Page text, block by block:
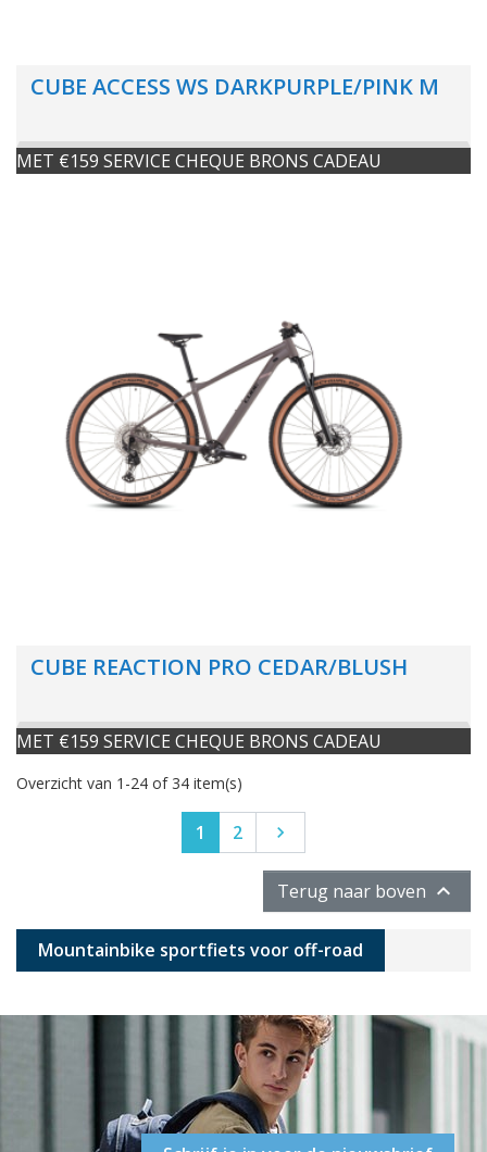
CUBE ACCESS WS DARKPURPLE/PINK M
MET €159 SERVICE CHEQUE BRONS CADEAU
CUBE REACTION PRO CEDAR/BLUSH
MET €159 SERVICE CHEQUE BRONS CADEAU
Overzicht van 1-24 of 34 item(s)
1 2 Volgende

Terug naar boven 
Mountainbike sportfiets voor off-road